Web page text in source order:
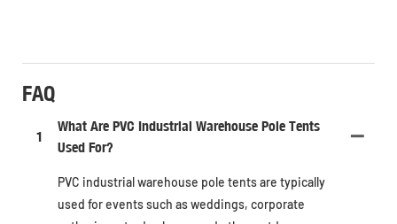
FAQ
1
What Are PVC Industrial Warehouse Pole Tents
Used For?
PVC industrial warehouse pole tents are typically
used for events such as weddings, corporate